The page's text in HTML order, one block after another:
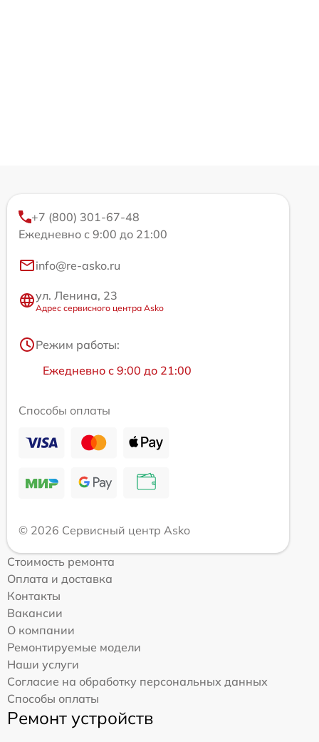
+7 (800) 301-67-48
Ежедневно с 9:00 до 21:00
info@re-asko.ru
ул. Ленина, 23
Адрес сервисного центра Asko
Режим работы:
Ежедневно с 9:00 до 21:00
Способы оплаты
© 2026 Сервисный центр Asko
Стоимость ремонта
Оплата и доставка
Контакты
Вакансии
О компании
Ремонтируемые модели
Наши услуги
Согласие на обработку персональных данных
Способы оплаты
Ремонт устройств